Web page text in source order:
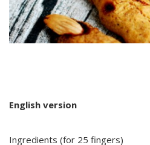
English version
Ingredients (for 25 fingers)